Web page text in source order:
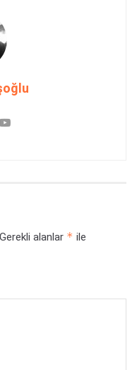
Gerekli alanlar * ile